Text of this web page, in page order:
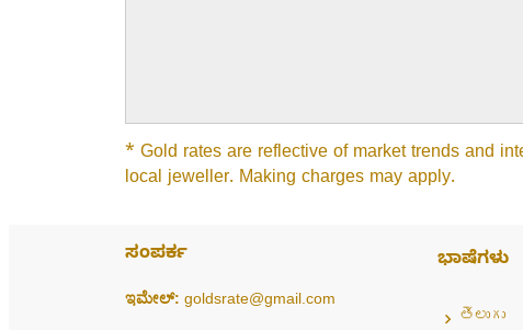
* Gold rates are reflective of market trends and
local jeweller. Making charges may apply.
ಸಂಪರ್ಕ
ಇಮೇಲ್: goldsrate@gmail.com
ಭಾಷೆಗಳು
తెలుగు